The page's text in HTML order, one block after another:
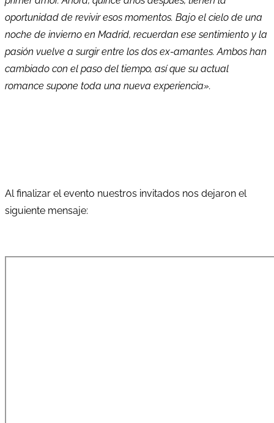
oportunidad de revivir esos momentos. Bajo el cielo de una
noche de invierno en Madrid, recuerdan ese sentimiento y la
pasión vuelve a surgir entre los dos ex-amantes. Ambos han
cambiado con el paso del tiempo, así que su actual
romance supone toda una nueva experiencia».
Al finalizar el evento nuestros invitados nos dejaron el
siguiente mensaje: